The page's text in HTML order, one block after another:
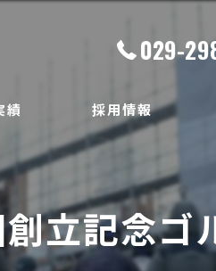
029-
績 採用情報
立記念ゴ